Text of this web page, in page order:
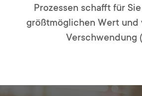
Prozessen schafft für
größtmöglichen Wert und
Verschwendung